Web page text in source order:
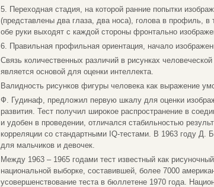
5. Переходная стадия, на которой ранние попытки
(представлены два глаза, два носа), голова в профиль,
обе руки выходят с каждой стороны фронтально
6. Правильная профильная ориентация, начало
Связь количественных различий в рисунках
является основой для оценки интеллекта.
Валидность рисунков фигуры человека как выражение
Ф. Гудинаф, предложил первую шкалу для оценки
развития. Тест получил широкое распространение в
и удобен в проведении, отличался стабильностью
корреляции со стандартными IQ-тестами. В 1963 году
для мальчиков и девочек.
Между 1963 – 1965 годами тест известный как
национальной выборке, составившей, более 7000
усовершенствование теста в бюллетене 1970 года.